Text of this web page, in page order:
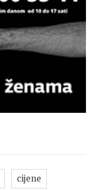
cijene